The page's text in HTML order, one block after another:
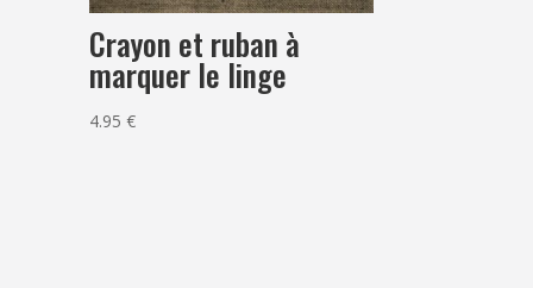
Crayon et ruban à
marquer le linge
4.95€